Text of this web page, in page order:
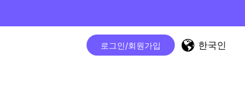
로그인/회원가입 한국인